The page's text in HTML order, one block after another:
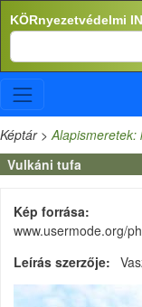
Ugrás a tartalomra
KÖRnyezetvédelmi
Search
Képtár>Alapismeretek:
Vulkáni tufa
Kép forrása
www.usermode.org/
Leírás szerzője